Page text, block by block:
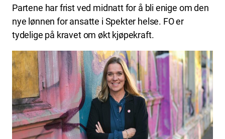
Partene har frist ved midnatt for å bli enige om den
nye lønnen for ansatte i Spekter helse. FO er
tydelige på kravet om økt kjøpekraft.